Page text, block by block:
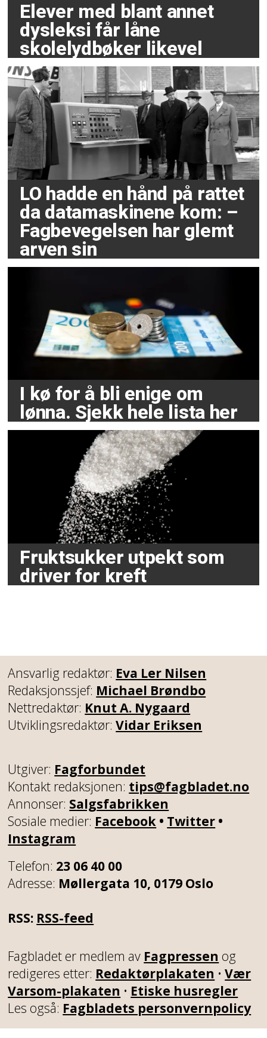
Elever med blant annet
dysleksi får låne
skolelydbøker likevel
LO hadde en hånd på rattet
da datamaskinene kom: –
Fagbevegelsen har glemt
arven sin
I kø for å bli enige om
lønna. Sjekk hele lista her
Fruktsukker utpekt som
driver for kreft
Ansvarlig redaktør: Eva Ler Nilsen
Redaksjonssjef: Michael Brøndbo
Nettredaktør: Knut A. Nygaard
Utviklingsredaktør:Vidar Eriksen
Utgiver: Fagforbundet
Kontakt redaksjonen: tips@fagbladet.no
Annonser: Salgsfabrikken
Sosiale medier: Facebook • Twitter •
Instagram
Telefon: 23 06 40 00
Adresse: Møllergata 10, 0179 Oslo
RSS: RSS-feed
Fagbladet er medlem av Fagpressen og
redigeres etter: Redaktørplakaten • Vær
Varsom-plakaten • Etiske husregler
Les også: Fagbladets personvernpolicy